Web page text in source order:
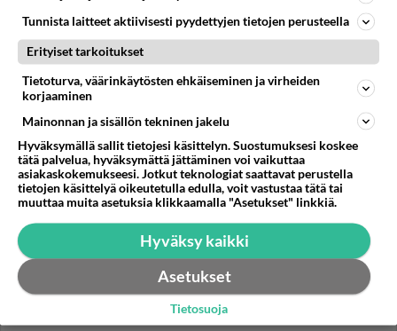
Danny, 83, teki yllättävän
teon - Missä on 25-vuotias
Helmi Loukasmäki?
Kun yksi kauhallinen ei riitä...
syömättä!
Tunnista laitteet aktiivisesti pyydettyjen tietojen perusteella
Erityiset tarkoitukset
Tietoturva, väärinkäytösten ehkäiseminen ja virheiden
korjaaminen
Mainonnan ja sisällön tekninen jakelu
Hyväksymällä sallit tietojesi käsittelyn. Suostumuksesi koskee
tätä palvelua, hyväksymättä jättäminen voi vaikuttaa
asiakaskokemukseesi. Jotkut teknologiat saattavat perustella
tietojen käsittelyä oikeutetulla edulla, voit vastustaa tätä tai
muuttaa muita asetuksia klikkaamalla "Asetukset" linkkiä.
Hyväksy kaikki
Asetukset
Tietosuoja